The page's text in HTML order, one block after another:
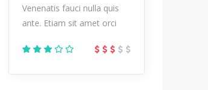
Venenatis fauci nulla quis
ante. Etiam sit amet orci